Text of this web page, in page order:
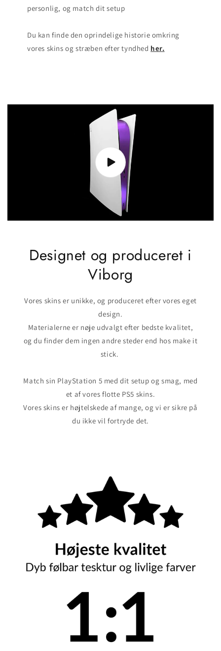
personlig, og match dit setup
Du kan finde den oprindelige historie omkring
vores skins og stræben efter tyndhed her.
Designet og produceret i
Viborg
Vores skins er unikke, og produceret efter vores eget
design.
Materialerne er nøje udvalgt efter bedste kvalitet,
og du finder dem ingen andre steder end hos make it
stick.
Match sin PlayStation 5 med dit setup og smag, med
et af vores flotte PS5 skins.
Vores skins er højtelskede af mange, og vi er sikre på
du ikke vil fortryde det.